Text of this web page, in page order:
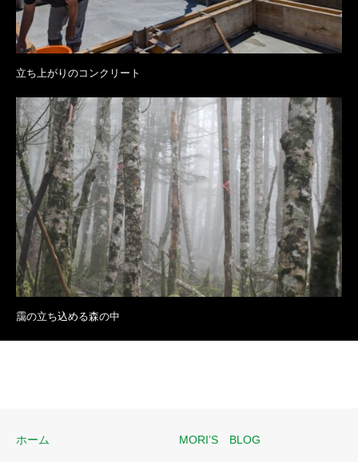
立ち上がりのコンクリート
靄の立ち込める森の中
ホーム MORI’S BLOG